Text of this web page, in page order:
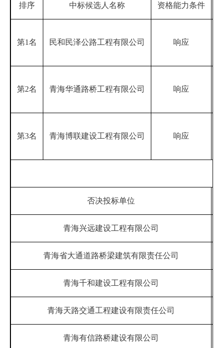
排序 中标候选人名称 资格能力条件
第1名 民和民泽公路工程有限公司 响应
第2名 青海华通路桥工程有限公司 响应
第3名 青海博联建设工程有限公司 响应
否决投标单位
青海兴远建设工程有限公司
青海省大通道路桥梁建筑有限责任公司
青海千和建设工程有限公司
青海天路交通工程建设有限责任公司
青海有信路桥建设有限公司